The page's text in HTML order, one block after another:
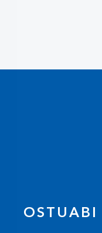
OSTUABI